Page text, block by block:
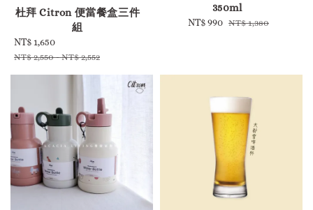
杜拜 Citron 便當餐盒三件
組
Sale
price
NT$ 1,650
price
NT$ 2,550-NT$ 2,552
350ml
Sale
NT$ 990 Regular
NT$ 1,380